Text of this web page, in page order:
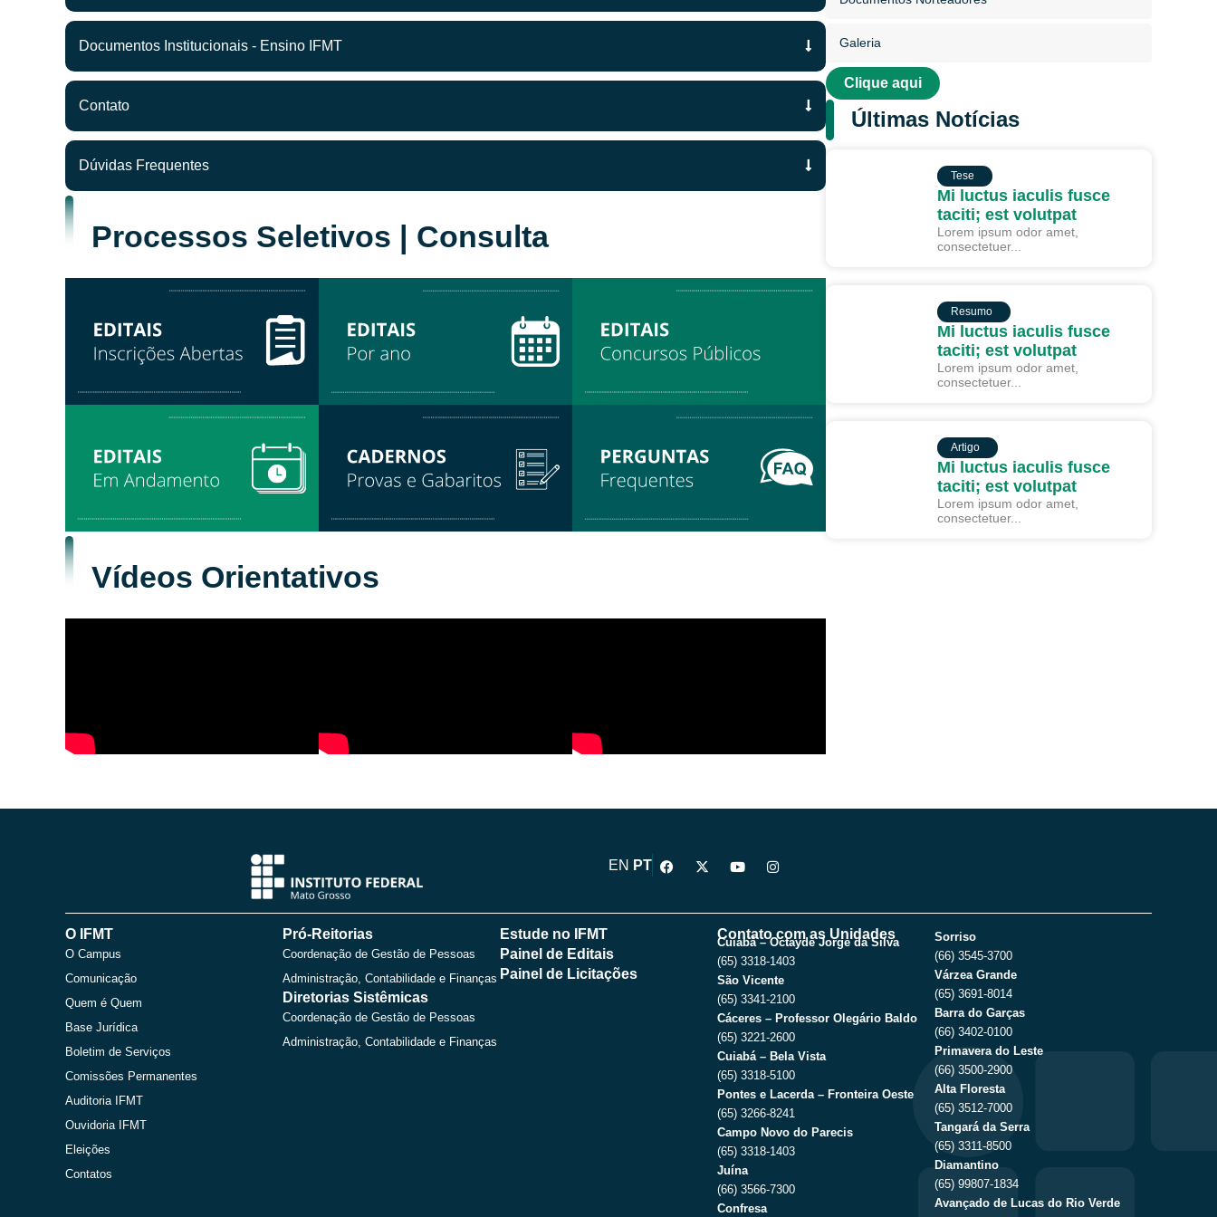
Documentos Institucionais - Ensino IFMT
Contato
Dúvidas Frequentes
Processos Seletivos | Consulta
Vídeos Orientativos
Galeria
Clique aqui
Últimas Notícias
Tese
Mi luctus iaculis fusce
taciti; est volutpat
Lorem ipsum odor amet,
consectetuer...
Resumo
Mi luctus iaculis fusce
taciti; est volutpat
Lorem ipsum odor amet,
consectetuer...
Artigo
Mi luctus iaculis fusce
taciti; est volutpat
Lorem ipsum odor amet,
consectetuer...
EN PT
F
a
b
X
-
i
Y
o
u
b
e
I
n
a
g
r
a
m
O IFMT
O Campus
Comunicação
Quem é Quem
Base Jurídica
Boletim de Serviços
Comissões Permanentes
Auditoria IFMT
Ouvidoria IFMT
Eleições
Contatos
Pró-Reitorias
Coordenação de Gestão de Pessoas
Administração, Contabilidade e Finanças
Diretorias Sistêmicas
Coordenação de Gestão de Pessoas
Administração, Contabilidade e Finanças
Estude no IFMT
Painel de Editais
Painel de Licitações
Contato com as Unidades
Cuiabá – Octayde Jorge da Silva
(65) 3318-1403
São Vicente
(65) 3341-2100
Cáceres – Professor Olegário Baldo
(65) 3221-2600
Cuiabá – Bela Vista
(65) 3318-5100
Pontes e Lacerda – Fronteira Oeste
(65) 3266-8241
Campo Novo do Parecis
(65) 3318-1403
Juína
(66) 3566-7300
Confresa
Sorriso
(66) 3545-3700
Várzea Grande
(65) 3691-8014
Barra do Garças
(66) 3402-0100
Primavera do Leste
(66) 3500-2900
Alta Floresta
(65) 3512-7000
Tangará da Serra
(65) 3311-8500
Diamantino
(65) 99807-1834
Avançado de Lucas do Rio Verde